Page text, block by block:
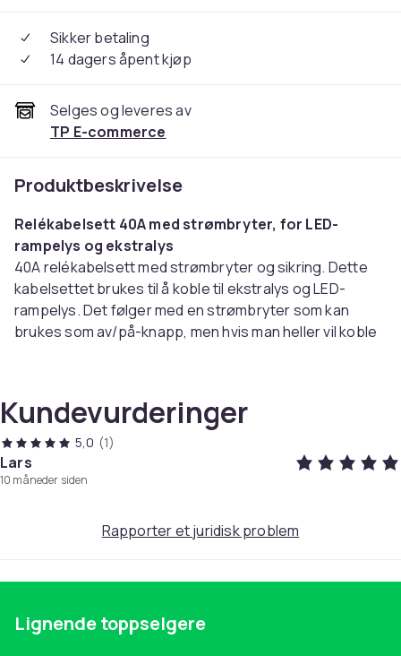
Sikker betaling
14 dagers åpent kjøp
Selges og leveres av
TP E-commerce
Produktbeskrivelse
Relékabelsett 40A med strømbryter, for LED-
rampelys og ekstralys
40A relékabelsett med strømbryter og sikring. Dette
kabelsettet brukes til å koble til ekstralys og LED-
rampelys. Det følger med en strømbryter som kan
brukes som av/på-knapp, men hvis man heller vil koble
og ekstralys, kabelen kobles til 12V-systemet og kan
belastes med maksimalt 250 watt.
Kabellengden mellom reléet og ekstralysene er 2
meter, mellom reléet og strømbryteren er det 2,7
Relé: 40A
Sikringsholder med 30A sikring
Kundevurderinger
5,0 (1)
Lars
10 måneder siden
Rapporter et juridisk problem
Lignende toppselgere